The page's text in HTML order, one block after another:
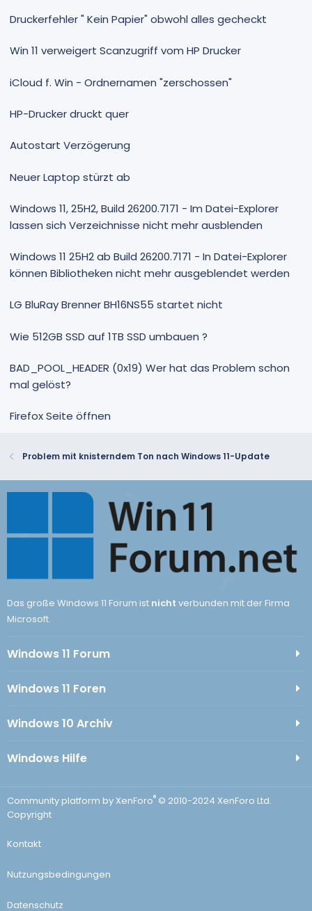
Druckerfehler " Kein Papier" obwohl alles gecheckt
Win 11 verweigert Scanzugriff vom HP Drucker
iCloud f. Win - Ordnernamen "zerschossen"
HP-Drucker druckt quer
Autostart Verzögerung
Neuer Laptop stürzt ab
Windows 11, 25H2, Build 26200.7171 - Im Datei-Explorer
lassen sich Verzeichnisse nicht mehr ausblenden
Windows 11 25H2 ab Build 26200.7171 - In Datei-Explorer
können Bibliotheken nicht mehr ausgeblendet werden
LG BluRay Brenner BH16NS55 startet nicht
Wie 512GB SSD auf 1TB SSD umbauen ?
BAD_POOL_HEADER (0x19) Wer hat das Problem schon
mal gelöst?
Firefox Seite öffnen
Problem mit knisterndem Ton nach Windows 11-Update
Das große Windows 11 Forum ist nicht verbunden mit der Firma
Microsoft.
Windows 11 Forum
Windows 11 Foren
Windows 10 Archiv
Windows Hilfe
Community platform by XenForo® © 2010-2024 XenForo Ltd.
Copyright
Kontakt
Nutzungsbedingungen
Datenschutz